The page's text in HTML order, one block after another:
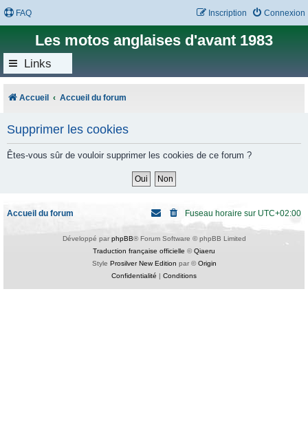
FAQ Connexion
Inscription
Les motos anglaises d'avant 1983
Links
Accueil Accueil du forum
Supprimer les cookies
Êtes-vous sûr de vouloir supprimer les cookies de ce forum ?
Accueil du forum Fuseau horaire sur UTC+02:00
Développé par phpBB® Forum Software © phpBB Limited
Traduction française officielle ©Qiaeru
Style Prosilver New Edition par ©Origin
Confidentialité | Conditions